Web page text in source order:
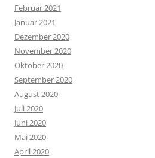
Februar 2021
Januar 2021
Dezember 2020
November 2020
Oktober 2020
September 2020
August 2020
Juli 2020
Juni 2020
Mai 2020
April 2020